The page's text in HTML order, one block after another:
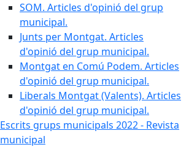
SOM. Articles d'opinió del grup
municipal.
Junts per Montgat. Articles
d'opinió del grup municipal.
Montgat en Comú Podem. Articles
d'opinió del grup municipal.
Liberals Montgat (Valents). Articles
d'opinió del grup municipal.
Escrits grups municipals 2022 - Revista
municipal